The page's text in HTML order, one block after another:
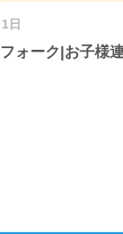
日
ォーク|お子様